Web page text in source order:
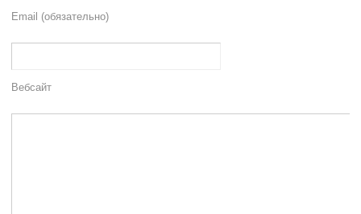
Email (обязательно)
Вебсайт